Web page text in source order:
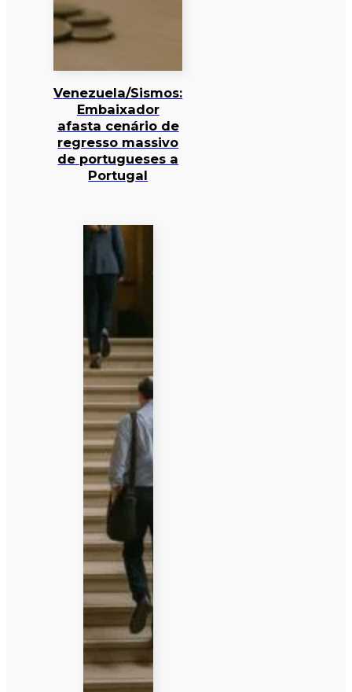
Venezuela/Sismos:
Embaixador
afasta cenário de
regresso massivo
de portugueses a
Portugal